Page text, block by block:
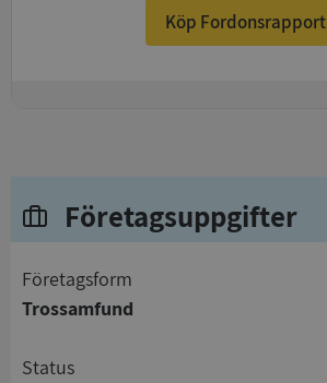
Köp Fordonsrapport
Företagsuppgifter
företagsform
Trossamfund
status